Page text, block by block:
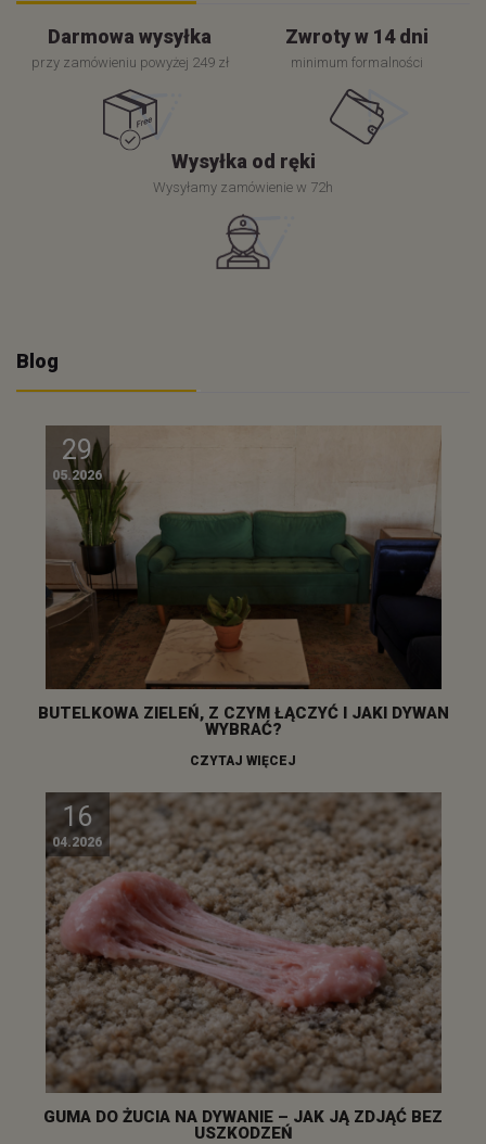
Darmowa wysyłka
przy zamówieniu powyżej 249 zł
Zwroty w 14 dni
minimum formalności
Wysyłka od ręki
Wysyłamy zamówienie w 72h
Blog
29
05.2026
BUTELKOWA ZIELEŃ, Z CZYM ŁĄCZYĆ I JAKI DYWAN
WYBRAĆ?
CZYTAJ WIĘCEJ
16
04.2026
GUMA DO ŻUCIA NA DYWANIE – JAK JĄ ZDJĄĆ BEZ
USZKODZEŃ